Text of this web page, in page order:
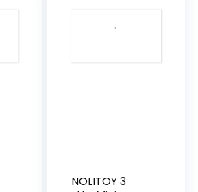
19 cm uniek
NOLITOY 3